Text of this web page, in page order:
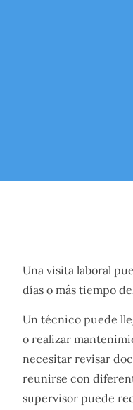
Una visita laboral
días o más tiempo
Un técnico puede
o realizar
necesitar revisar
reunirse con
supervisor puede